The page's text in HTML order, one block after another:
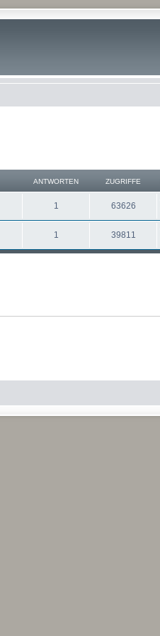
ANTWORTEN ZUGRIFFE
1 63626
1 39811